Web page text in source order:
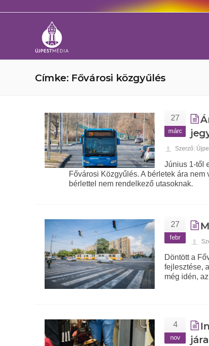
Címke: Fővárosi közgyűlés
27
márc
Szerző:
Június 1-től
Fővárosi Közgyűlés. A bérletek ára
bérlettel nem rendelkező utasoknak.
27
febr
Döntött a
fejlesztése,
még idén,
4
nov